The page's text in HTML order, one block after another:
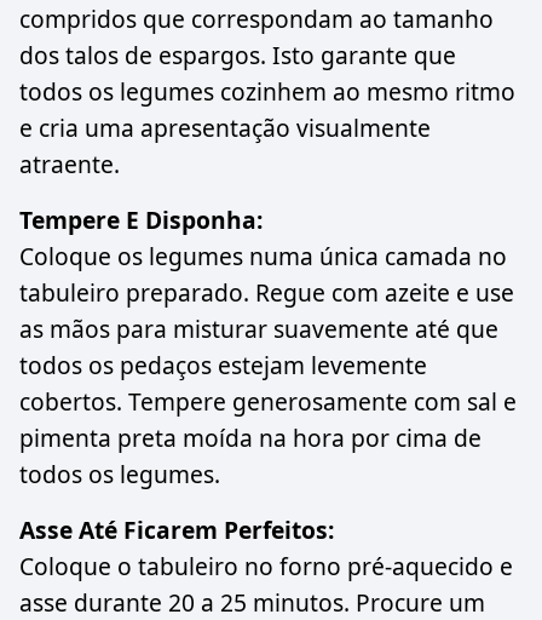
compridos que correspondam ao tamanho
dos talos de espargos. Isto garante que
todos os legumes cozinhem ao mesmo ritmo
e cria uma apresentação visualmente
atraente.
Tempere E Disponha:
Coloque os legumes numa única camada no
tabuleiro preparado. Regue com azeite e use
as mãos para misturar suavemente até que
todos os pedaços estejam levemente
cobertos. Tempere generosamente com sal e
pimenta preta moída na hora por cima de
todos os legumes.
Asse Até Ficarem Perfeitos:
Coloque o tabuleiro no forno pré-aquecido e
asse durante 20 a 25 minutos. Procure um